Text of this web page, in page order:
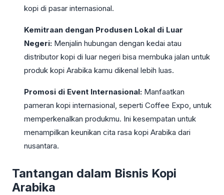
kopi di pasar internasional.
Kemitraan dengan Produsen Lokal di Luar
Negeri: Menjalin hubungan dengan kedai atau
distributor kopi di luar negeri bisa membuka jalan untuk
produk kopi Arabika kamu dikenal lebih luas.
Promosi di Event Internasional: Manfaatkan
pameran kopi internasional, seperti Coffee Expo, untuk
memperkenalkan produkmu. Ini kesempatan untuk
menampilkan keunikan cita rasa kopi Arabika dari
nusantara.
Tantangan dalam Bisnis Kopi
Arabika